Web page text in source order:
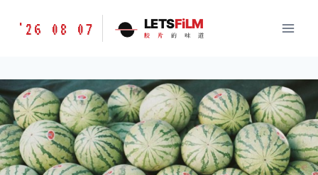
胶
味
道
LETSFILM
'26 08 07 LETSFiLM
胶 片 的 味 道